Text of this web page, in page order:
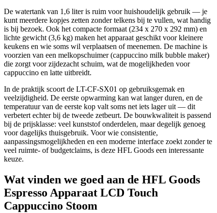
De watertank van 1,6 liter is ruim voor huishoudelijk gebruik — je
kunt meerdere kopjes zetten zonder telkens bij te vullen, wat handig
is bij bezoek. Ook het compacte formaat (234 x 270 x 292 mm) en
lichte gewicht (3,6 kg) maken het apparaat geschikt voor kleinere
keukens en wie soms wil verplaatsen of meenemen. De machine is
voorzien van een melkopschuimer (cappuccino milk bubble maker)
die zorgt voor zijdezacht schuim, wat de mogelijkheden voor
cappuccino en latte uitbreidt.
In de praktijk scoort de LT-CF-SX01 op gebruiksgemak en
veelzijdigheid. De eerste opwarming kan wat langer duren, en de
temperatuur van de eerste kop valt soms net iets lager uit — dit
verbetert echter bij de tweede zetbeurt. De bouwkwaliteit is passend
bij de prijsklasse: veel kunststof onderdelen, maar degelijk genoeg
voor dagelijks thuisgebruik. Voor wie consistentie,
aanpassingsmogelijkheden en een moderne interface zoekt zonder te
veel ruimte- of budgetclaims, is deze HFL Goods een interessante
keuze.
Wat vinden we goed aan de HFL Goods
Espresso Apparaat LCD Touch
Cappuccino Stoom